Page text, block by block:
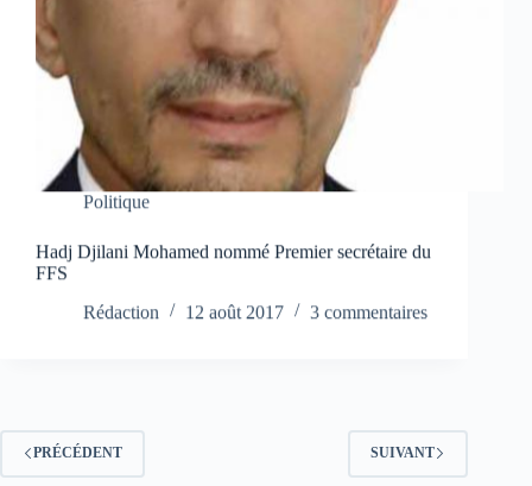
Politique
Hadj Djilani Mohamed nommé Premier secrétaire du
FFS
Rédaction
12 août 2017 3 commentaires
PRÉCÉDENT SUIVANT